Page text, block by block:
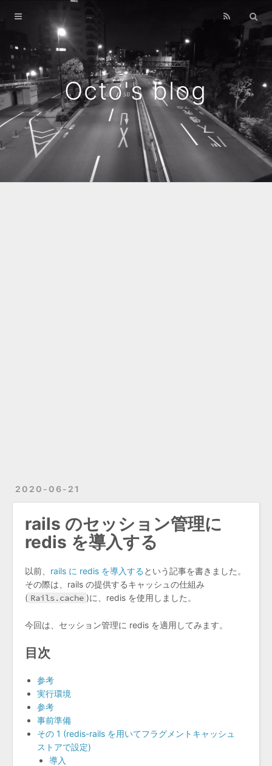
Octo's blog
2020-06-21
rails のセッション管理に
redis を導入する
以前、 rails に redis を導入する という記事を書きました。
その際は、rails の提供するキャッシュの仕組み
( Rails.cache )に、redis を使用しました。
今回は、セッション管理に redis を適用してみます。
目次
参考
実行環境
参考
事前準備
その 1 (redis-rails を用いてフラグメントキャッシュ
ストアで設定)
導入
Home
Archives